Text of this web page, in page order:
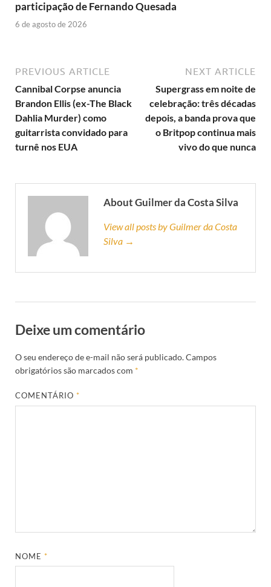
participação de Fernando Quesada
6 de agosto de 2026
PREVIOUS ARTICLE
Cannibal Corpse anuncia
Brandon Ellis (ex-The Black
Dahlia Murder) como
guitarrista convidado para
turnê nos EUA
NEXT ARTICLE
Supergrass em noite de
celebração: três décadas
depois, a banda prova que
o Britpop continua mais
vivo do que nunca
About Guilmer da Costa Silva
View all posts by Guilmer da Costa
Silva →
Deixe um comentário
O seu endereço de e-mail não será publicado.Campos
obrigatórios são marcados com *
COMENTÁRIO*
NOME*